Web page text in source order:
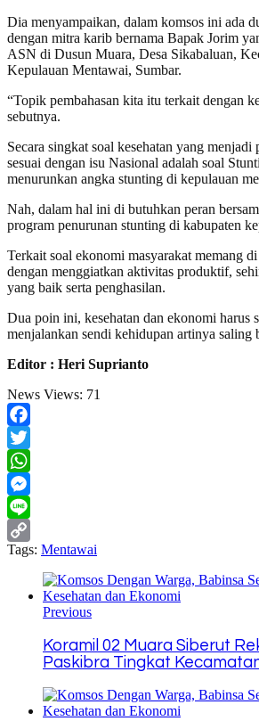
Dia menyampaikan, dalam komsos ini ada
dengan mitra karib bernama Bapak Jorim
ASN di Dusun Muara, Desa Sikabaluan,
Kepulauan Mentawai, Sumbar.
“Topik pembahasan kita itu terkait dengan
sebutnya.
Secara singkat soal kesehatan yang menjadi
sesuai dengan isu Nasional adalah soal
menurunkan angka stunting di kepulauan
Nah, dalam hal ini di butuhkan peran
program penurunan stunting di kabupaten
Terkait soal ekonomi masyarakat memang
dengan menggiatkan aktivitas produktif,
yang baik serta penghasilan.
Dua poin ini, kesehatan dan ekonomi harus
menjalankan sendi kehidupan artinya saling
Editor : Heri Suprianto
News Views: 71
Facebook
Twitter
WhatsApp
Messenger
Line
Copy
Tags: Mentawai
Previous
Koramil 02 Muara Siberut
Paskibra Tingkat